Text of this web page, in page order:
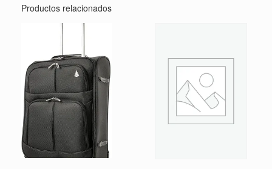
Productos relacionados